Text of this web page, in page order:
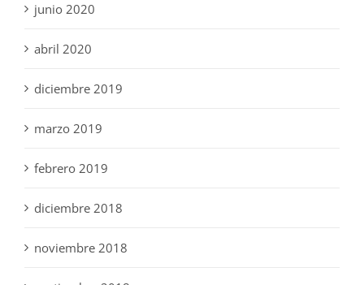
junio 2020
abril 2020
diciembre 2019
marzo 2019
febrero 2019
diciembre 2018
noviembre 2018